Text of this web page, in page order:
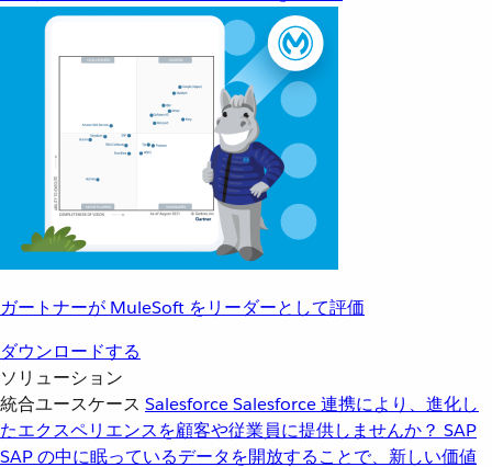
ガートナーが MuleSoft をリーダーとして評価
ダウンロードする
ソリューション
統合ユースケース SalesforceSalesforce 連携により、進化し
たエクスペリエンスを顧客や従業員に提供しませんか？ SAP
SAP の中に眠っているデータを開放することで、新しい価値